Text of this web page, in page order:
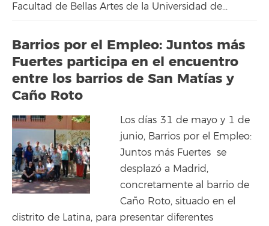
Facultad de Bellas Artes de la Universidad de...
Barrios por el Empleo: Juntos más
Fuertes participa en el encuentro
entre los barrios de San Matías y
Caño Roto
Los días 31 de mayo y 1 de
junio, Barrios por el Empleo:
Juntos más Fuertes se
desplazó a Madrid,
concretamente al barrio de
Caño Roto, situado en el
distrito de Latina, para presentar diferentes